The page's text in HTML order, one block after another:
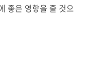
좋은 영향을 줄 것으